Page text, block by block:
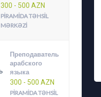
300 - 500 AZN
PIRAMIDA TƏHSIL
MƏRKƏZI
Преподаватель
арабского
языка
300 - 500 AZN
PIRAMIDA TƏHSIL